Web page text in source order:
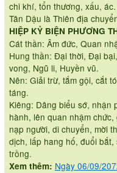
chi khí, tổn thương, xấu, ác.
Tân Dậu là Thiên địa
HIỆP KỶ BIỆN PHƯƠNG
Cát thần: Âm đức, Quan
Hung thần: Đại thời, Đại
vong, Ngũ li, Huyền vũ.
Nên: Giải trừ, tắm gội, cắt
táng.
Kiêng: Dâng biểu sớ, nhận
hành, lên quan nhậm
nạp người, di chuyển, mời
dịch, lấp hang hố, đuổi
trồng.
Xem thêm: Ngày 06/09/